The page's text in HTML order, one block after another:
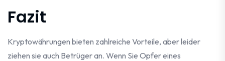
Fazit
Kryptowährungen bieten zahlreiche Vorteile, aber leider
ziehen sie auch Betrüger an. Wenn Sie Opfer eines